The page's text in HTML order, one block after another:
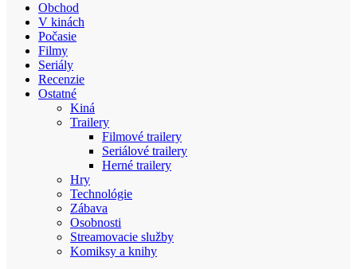
Obchod
V kinách
Počasie
Filmy
Seriály
Recenzie
Ostatné
Kiná
Trailery
Filmové trailery
Seriálové trailery
Herné trailery
Hry
Technológie
Zábava
Osobnosti
Streamovacie služby
Komiksy a knihy